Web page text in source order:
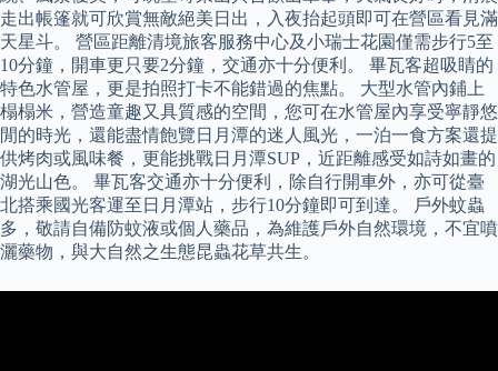
走出帳篷就可欣賞無敵絕美日出，入夜抬起頭即可在營區看見滿
天星斗。 營區距離清境旅客服務中心及小瑞士花園僅需步行5至
10分鐘，開車更只要2分鐘，交通亦十分便利。 畢瓦客超吸睛的
特色水管屋，更是拍照打卡不能錯過的焦點。 大型水管內鋪上
榻榻米，營造童趣又具質感的空間，您可在水管屋內享受寧靜悠
閒的時光，還能盡情飽覽日月潭的迷人風光，一泊一食方案還提
供烤肉或風味餐，更能挑戰日月潭SUP，近距離感受如詩如畫的
湖光山色。 畢瓦客交通亦十分便利，除自行開車外，亦可從臺
北搭乘國光客運至日月潭站，步行10分鐘即可到達。 戶外蚊蟲
多，敬請自備防蚊液或個人藥品，為維護戶外自然環境，不宜噴
灑藥物，與大自然之生態昆蟲花草共生。